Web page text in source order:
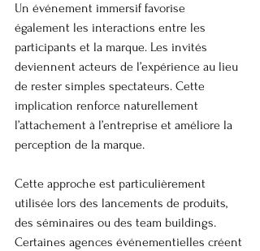
Un événement immersif favorise
également les interactions entre les
participants et la marque. Les invités
deviennent acteurs de l’expérience au lieu
de rester simples spectateurs. Cette
implication renforce naturellement
l’attachement à l’entreprise et améliore la
perception de la marque.
Cette approche est particulièrement
utilisée lors des lancements de produits,
des séminaires ou des team buildings.
Certaines agences événementielles créent